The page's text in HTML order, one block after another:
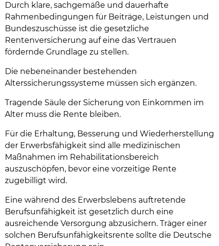
Durch klare, sachgemäße und dauerhafte
Rahmenbedingungen für Beiträge, Leistungen und
Bundeszuschüsse ist die gesetzliche
Rentenversicherung auf eine das Vertrauen
fördernde Grundlage zu stellen.
Die nebeneinander bestehenden
Alterssicherungssysteme müssen sich ergänzen.
Tragende Säule der Sicherung von Einkommen im
Alter muss die Rente bleiben.
Für die Erhaltung, Besserung und Wiederherstellung
der Erwerbsfähigkeit sind alle medizinischen
Maßnahmen im Rehabilitationsbereich
auszuschöpfen, bevor eine vorzeitige Rente
zugebilligt wird.
Eine während des Erwerbslebens auftretende
Berufsunfähigkeit ist gesetzlich durch eine
ausreichende Versorgung abzusichern. Träger einer
solchen Berufsunfähigkeitsrente sollte die Deutsche